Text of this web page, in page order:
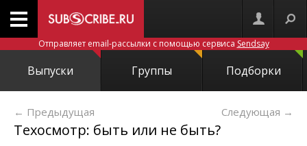
Отправляет email-рассылки с помощью сервиса Sendsay
Выпуски Группы Подборки
← Предыдущая Следующая →
Техосмотр: быть или не быть?